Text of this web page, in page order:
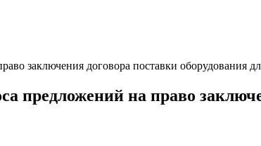
заключения договора поставки
на право